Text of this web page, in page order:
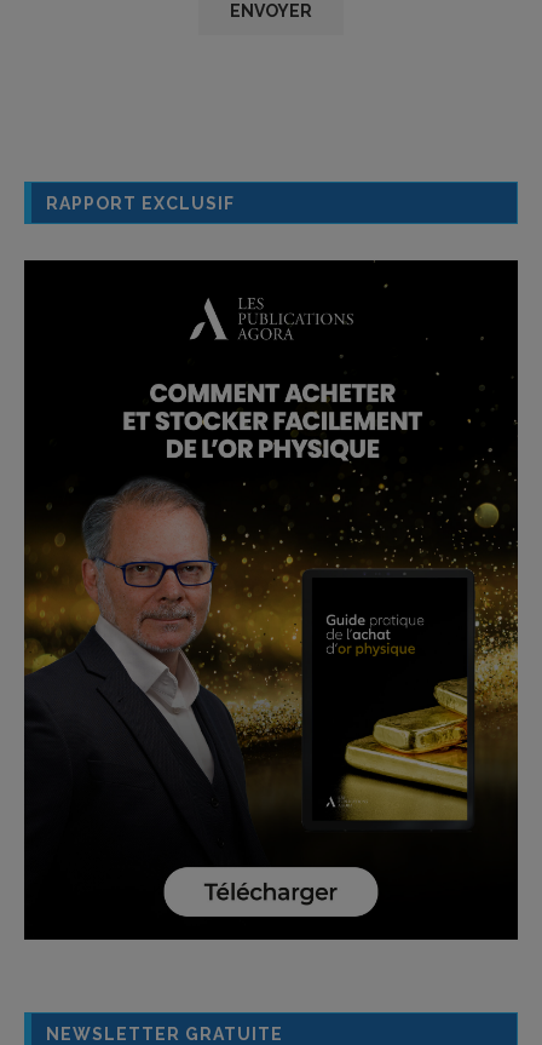
RAPPORT EXCLUSIF
NEWSLETTER GRATUITE